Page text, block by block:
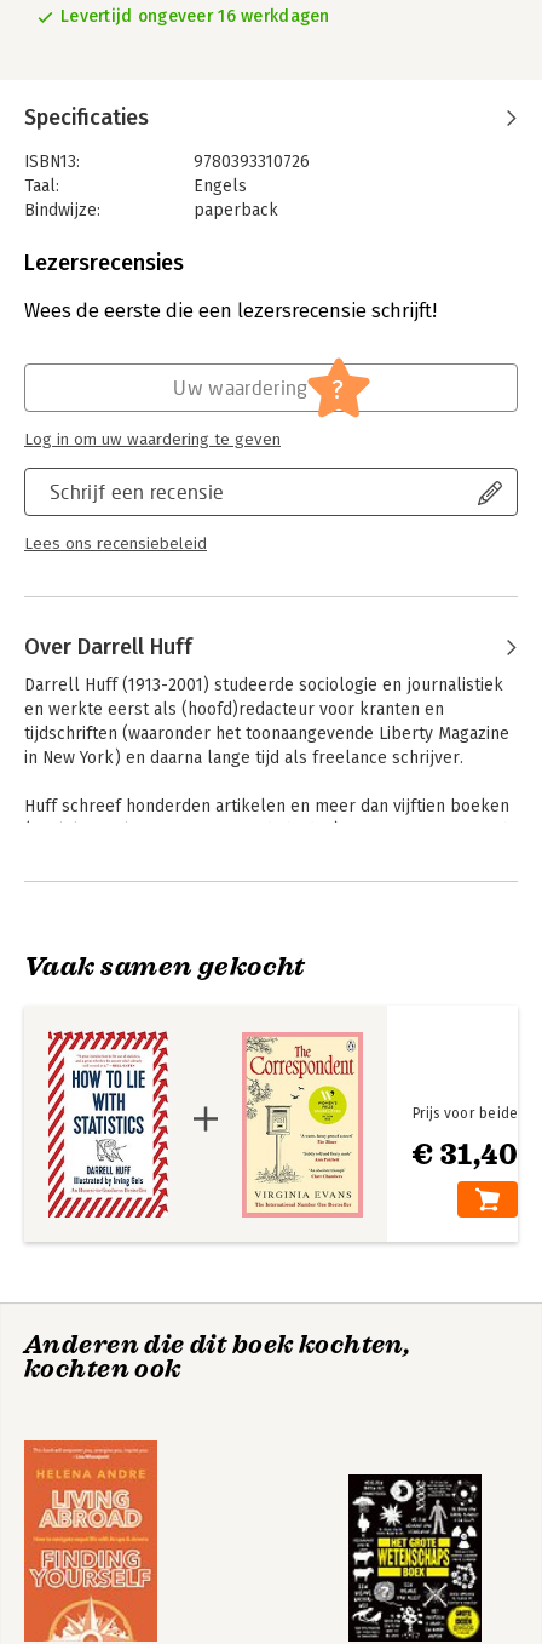
Levertijd ongeveer 16 werkdagen
Specificaties
ISBN13:
9780393310726
Taal:
Engels
Bindwijze:
paperback
Uitgever:
Lezersrecensies
Wees de eerste die een lezersrecensie schrijft!
Schrijf een recensie
Lees ons recensiebeleid
Uw waardering ?
Log in om uw waardering te geven
Over Darrell Huff
Darrell Huff (1913-2001) studeerde sociologie en journalistiek
en werkte eerst als (hoofd)redacteur voor kranten en
tijdschriften (waaronder het toonaangevende Liberty Magazine
in New York) en daarna lange tijd als freelance schrijver.
Huff schreef honderden artikelen en meer dan vijftien boeken
dan 20 talen vertaald en ging meer dan één miljoen keer over
Andere boeken door Darrell Huff
How to Lie with
Statistics
Vaak samen gekocht
€ 31,40
Prijs voor beide
Anderen die dit boek kochten,
kochten ook